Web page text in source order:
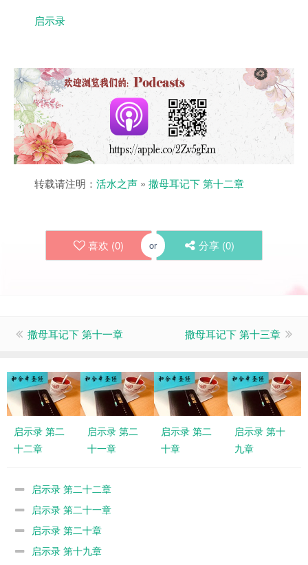
启示录
转载请注明： 活水之声 » 撒母耳记下 第十二章
喜欢 (0) or 分享 (0)
撒母耳记下 第十一章 撒母耳记下 第十三章
启示录 第二
十二章
启示录 第二
十一章
启示录 第二
十章
启示录 第十
九章
启示录 第二十二章
启示录 第二十一章
启示录 第二十章
启示录 第十九章